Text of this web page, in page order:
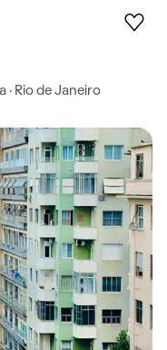
Rio de Janeiro